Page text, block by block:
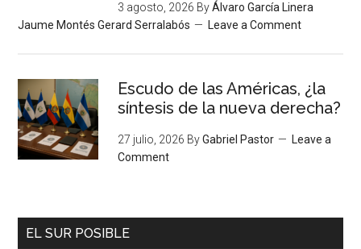
3 agosto, 2026 ByÁlvaro García Linera
Jaume Montés Gerard Serralabós
Leave a Comment
Escudo de las Américas, ¿la
síntesis de la nueva derecha?
27 julio, 2026 ByGabriel Pastor
Leave a
Comment
EL SUR POSIBLE